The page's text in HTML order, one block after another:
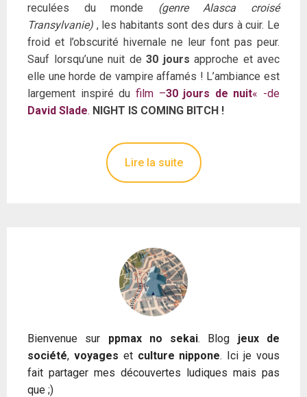
reculées du monde (genre Alasca croisé
Transylvanie) , les habitants sont des durs à cuir. Le
froid et l’obscurité hivernale ne leur font pas peur.
Sauf lorsqu’une nuit de 30 jours approche et avec
elle une horde de vampire affamés ! L’ambiance est
largement inspiré du film –30 jours de nuit« -de
David Slade. NIGHT IS COMING BITCH !
Lire la suite
Bienvenue sur ppmax no sekai. Blog jeux de
société, voyages et culture nippone. Ici je vous
fait partager mes découvertes ludiques mais pas
que ;)